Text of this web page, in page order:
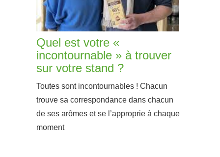
Quel est votre «
incontournable » à trouver
sur votre stand ?
Toutes sont incontournables ! Chacun
trouve sa correspondance dans chacun
de ses arômes et se l’approprie à chaque
moment